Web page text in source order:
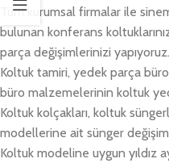
Tüm kurumsal firmalar ile
bulunan konferans
parça değişimlerinizi yapıyoruz.
Koltuk tamiri, yedek parça
büro malzemelerinin koltuk
Koltuk kolçakları, koltuk
modellerine ait sünger
Koltuk modeline uygun yıldız